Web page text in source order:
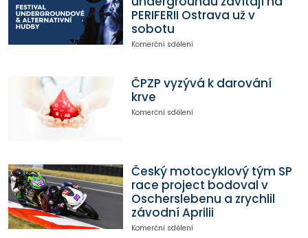
PERIFERII Ostrava už v
sobotu
Komerční sdělení
ČPZP vyzývá k darování
krve
Komerční sdělení
Český motocyklový tým SP
race project bodoval v
Oscherslebenu a zrychlil
závodní Aprilii
Komerční sdělení